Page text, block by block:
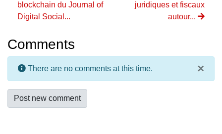
blockchain du Journal of
Digital Social...
juridiques et fiscaux
autour...
Comments
×
There are no comments at this time.
Post new comment